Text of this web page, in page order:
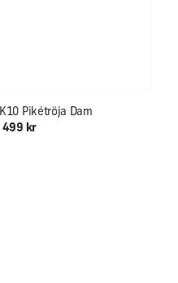
K10 Pikétröja Dam
499 kr